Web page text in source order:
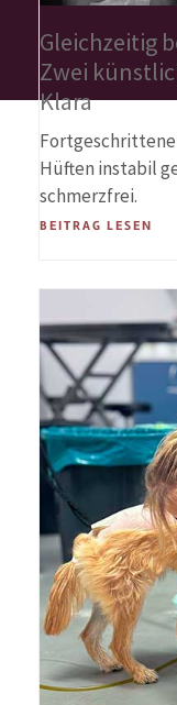
Gleichzeitig
Zwei
Klara
Hüften instabil
schmerzfrei.
BEITRAG LESEN